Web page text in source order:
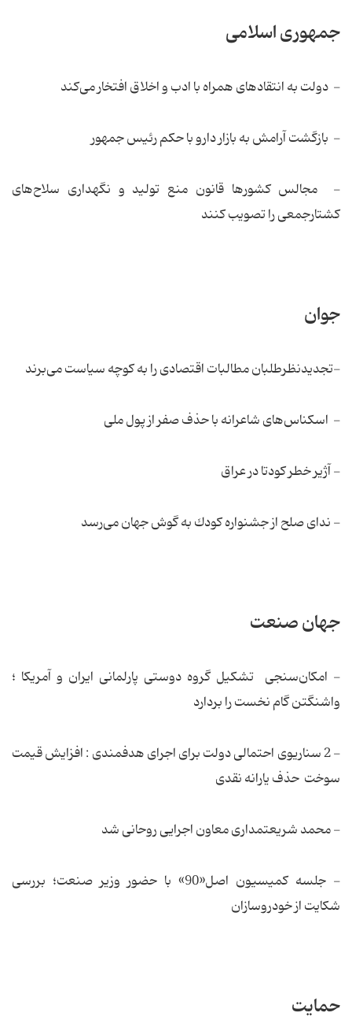
جمهوری اسلامی
- دولت به انتقادهای همراه با ادب و اخلاق افتخار می‌كند
- بازگشت آرامش به بازار دارو با حكم رئیس جمهور
- مجالس كشورها قانون منع تولید و نگهداری سلاح‌های
كشتارجمعی را تصویب كنند
جوان
-تجدید‌نظرطلبان مطالبات اقتصادی را به كوچه سیاست می‌برند
- اسكناس‌های شاعرانه با حذف صفر از پول ملی
- آژیر خطر كودتا در عراق
- ندای صلح از جشنواره كودك به گوش جهان می‌رسد
جهان صنعت
- امکان‌سنجی تشکیل گروه دوستی پارلمانی ایران و آمریکا ؛
واشنگتن گام نخست را بردارد
- 2 سناریوی احتمالی دولت برای اجرای هدفمندی : افزایش قیمت
سوخت حذف یارانه نقدی
- محمد شریعتمداری معاون اجرایی روحانی شد
- جلسه کمیسیون اصل«90» با حضور وزیر صنعت؛ بررسی
شکایت از خودروسازان
حمایت